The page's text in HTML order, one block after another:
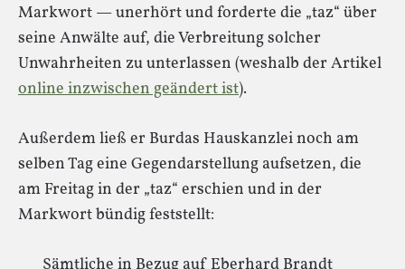
Markwort — unerhört und forderte die „taz“ über
seine Anwälte auf, die Verbreitung solcher
Unwahrheiten zu unterlassen (weshalb der Artikel
online inzwischen geändert ist).
Außerdem ließ er Burdas Hauskanzlei noch am
selben Tag eine Gegendarstellung aufsetzen, die
am Freitag in der „taz“ erschien und in der
Markwort bündig feststellt: